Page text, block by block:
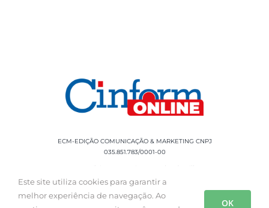
ECM-EDIÇÃO COMUNICAÇÃO & MARKETING CNPJ
035.851.783/0001-00
Rua Sílvio Cesar Leite, 90 Salgado Filho -
Aracaju, SE, CEP: 49020-060 Fone: +55 79
Este site utiliza cookies para garantir a
melhor experiência de navegação. Ao
OK